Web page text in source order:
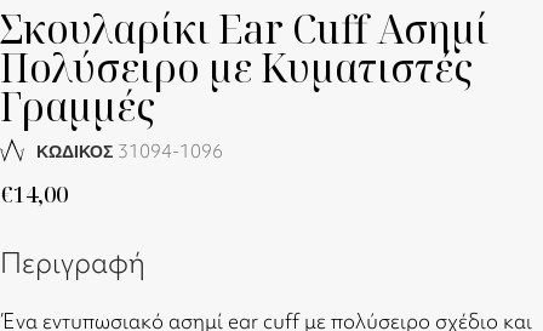
Σκουλαρίκι Ear Cuff Ασημί
Πολύσειρο με Κυματιστές
Γραμμές
ΚΩΔΙΚΟΣ 31094-1096
€14,00
Περιγραφή
Ένα εντυπωσιακό ασημί ear cuff με πολύσειρο σχέδιο και